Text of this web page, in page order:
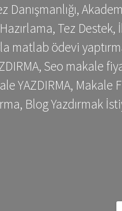
Tez
matlab ödevi
Seo makale
YAZDIRMA, Makale
Blog Yazdırmak